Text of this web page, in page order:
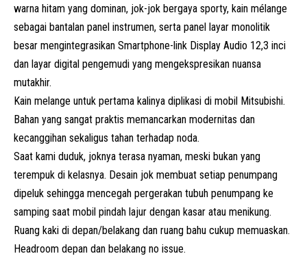
warna hitam yang dominan, jok-jok bergaya sporty, kain mélange
sebagai bantalan panel instrumen, serta panel layar monolitik
besar mengintegrasikan Smartphone-link Display Audio 12,3 inci
dan layar digital pengemudi yang mengekspresikan nuansa
mutakhir.
Kain melange untuk pertama kalinya diplikasi di mobil Mitsubishi.
Bahan yang sangat praktis memancarkan modernitas dan
kecanggihan sekaligus tahan terhadap noda.
Saat kami duduk, joknya terasa nyaman, meski bukan yang
terempuk di kelasnya. Desain jok membuat setiap penumpang
dipeluk sehingga mencegah pergerakan tubuh penumpang ke
samping saat mobil pindah lajur dengan kasar atau menikung.
Ruang kaki di depan/belakang dan ruang bahu cukup memuaskan.
Headroom depan dan belakang no issue.